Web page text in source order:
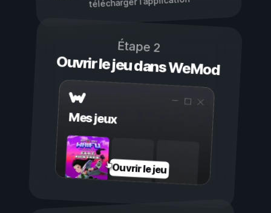
Étape 2
Ouvrir le jeu dans WeMod
Mes jeux
Ouvrir le jeu